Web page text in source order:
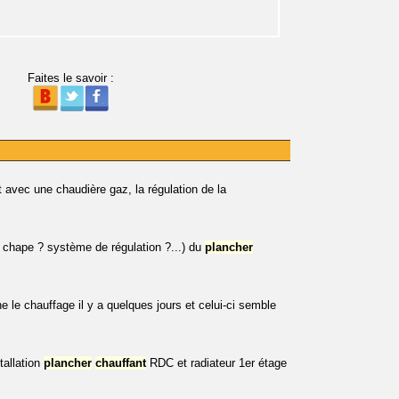
Faites le savoir :
une chaudière gaz, la régulation de la
? système de régulation ?...) du plancher
le chauffage il y a quelques jours et celui-ci semble
plancher chauffantRDC et radiateur 1er étage